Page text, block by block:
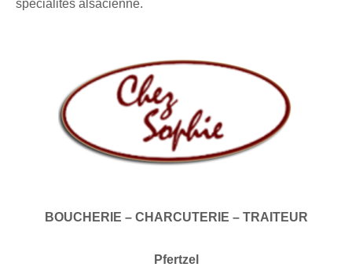
spécialités alsacienne.
BOUCHERIE – CHARCUTERIE – TRAITEUR
Pfertzel